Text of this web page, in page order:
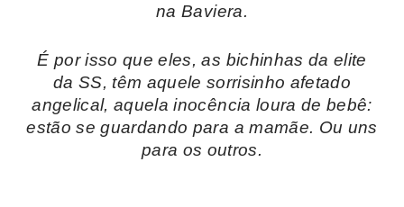
na Baviera.
É por isso que eles, as bichinhas da elite
da SS, têm aquele sorrisinho afetado
angelical, aquela inocência loura de bebê:
estão se guardando para a mamãe. Ou uns
para os outros.